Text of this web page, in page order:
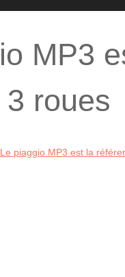
MP3
roues
Le piaggio MP3 est la